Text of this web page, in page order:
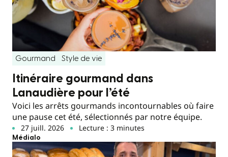
Gourmand Style de vie
Itinéraire gourmand dans
Lanaudière pour l’été
Voici les arrêts gourmands incontournables où faire
une pause cet été, sélectionnés par notre équipe.
27 juill. 2026 Lecture : 3 minutes
Médialo